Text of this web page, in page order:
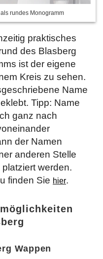
rundes Monogramm
praktisches
des Blasberg
ist der eigene
Kreis zu sehen.
Name
Tipp: Name
ganz nach
der Namen
anderen Stelle
werden.
finden Sie hier.
Wappen